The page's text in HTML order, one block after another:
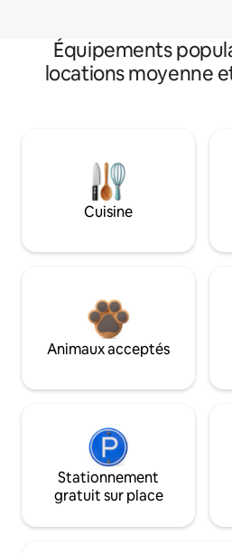
Équipements
locations moyenne
Cuisine
Animaux acceptés
Stationnement
gratuit sur place